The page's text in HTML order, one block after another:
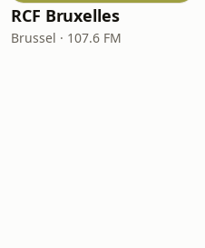
RCF Bruxelles
Brussel · 107.6 FM